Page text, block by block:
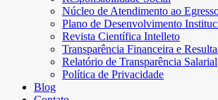
Núcleo de Atendimento ao
Plano de Desenvolvimento
Revista Científica Intelleto
Transparência Financeira e
Relatório de Transparência Salarial
Política de Privacidade
Blog